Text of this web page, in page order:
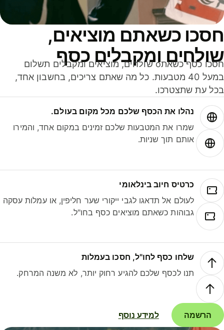
כשאתם מוציאים,
ומקבלים כסף
חסכו כסף כשאתo שולחים, מוציאים ומקבלים תשלום
במעל 40 מטבעות. כל מה שאתם צריכים, בחשבון אחד,
עת שתצטרכו.
נהלו את הכסף שלכם מכל מקום בעולם.
שמרו את המטבעות שלכם זמינים במקום אחד, והמירו
אותם תוך שניות.
כרטיס חיוב בינלאומי
לעולם אל תדאגו לגבי ייקורי שער חליפין, או עמלות עסקה
גבוהות כשאתם מוציאים כסף בחו"ל.
שלחו כסף לחו"ל, חסכו בעמלות
תנו לכסף שלכם להגיע רחוק יותר, לא משנה המרחק.
הרשמה למידע נוסף